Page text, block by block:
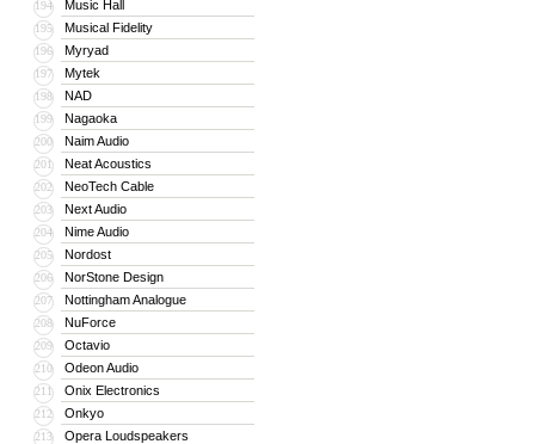
194 Music Hall
195 Musical Fidelity
196 Myryad
197 Mytek
198 NAD
199 Nagaoka
200 Naim Audio
201 Neat Acoustics
202 NeoTech Cable
203 Next Audio
204 Nime Audio
205 Nordost
206 NorStone Design
207 Nottingham Analogue
208 NuForce
209 Octavio
210 Odeon Audio
211 Onix Electronics
212 Onkyo
213 Opera Loudspeakers